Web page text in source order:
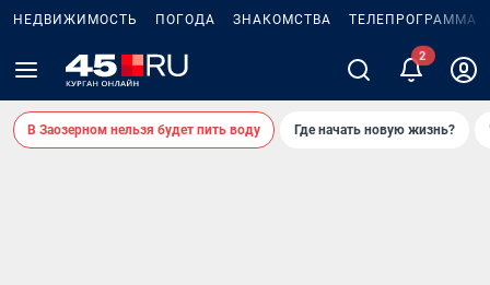
НЕДВИЖИМОСТЬ ПОГОДА ЗНАКОМСТВА ТЕЛЕПРОГРАММА
2
В Заозерном нельзя будет пить воду Где начать новую жизнь?